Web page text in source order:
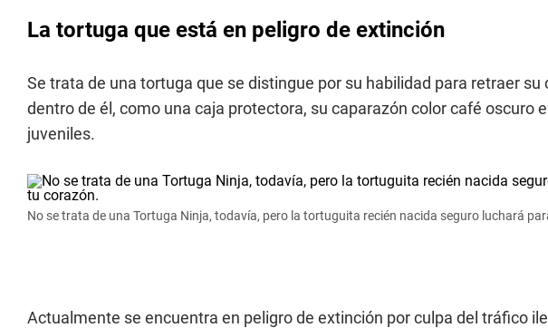
La tortuga que está en peligro de extinción
Se trata de una tortuga que se distingue por su habilidad para retraer
dentro de él, como una caja protectora, su caparazón color café oscuro
juveniles.
No se trata de una Tortuga Ninja, todavía, pero la tortuguita recién nacida seguro luchará
Actualmente se encuentra en peligro de extinción por culpa del tráfico